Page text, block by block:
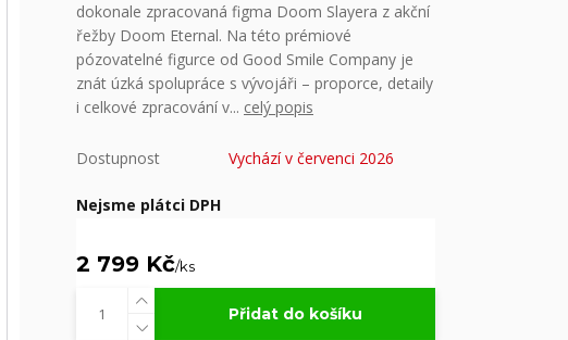
dokonale zpracovaná figma Doom Slayera z akční
řežby Doom Eternal. Na této prémiové
pózovatelné figurce od Good Smile Company je
znát úzká spolupráce s vývojáři – proporce, detaily
i celkové zpracování v... celý popis
Dostupnost Vychází v červenci 2026
Nejsme plátci DPH
2 799 Kč/ks
Přidat do košíku